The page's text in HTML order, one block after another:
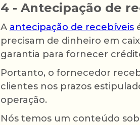
4 - Antecipação de
A antecipação de recebíveis
precisam de dinheiro em
garantia para fornecer
Portanto, o fornecedor
clientes nos prazos
operação.
Nós temos um conteúdo